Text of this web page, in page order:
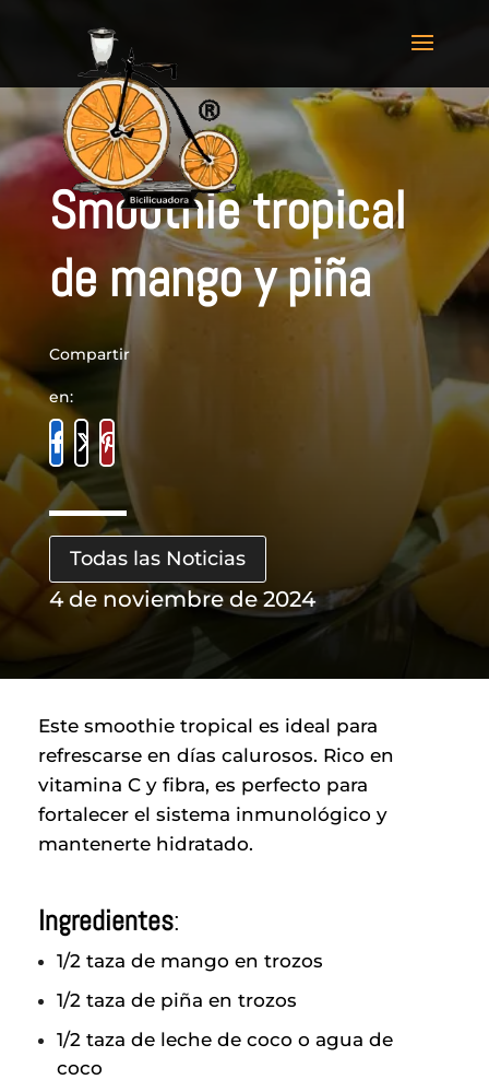
Smoothie tropical
de mango y piña
Compartir
en:
Todas las Noticias
4 de noviembre de 2024
Este smoothie tropical es ideal para
refrescarse en días calurosos. Rico en
vitamina C y fibra, es perfecto para
fortalecer el sistema inmunológico y
mantenerte hidratado.
Ingredientes:
1/2 taza de mango en trozos
1/2 taza de piña en trozos
1/2 taza de leche de coco o agua de
coco